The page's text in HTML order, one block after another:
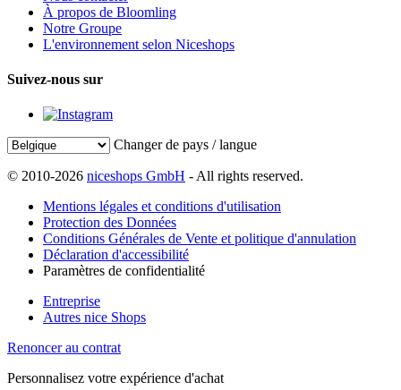
À propos de Bloomling
Notre Groupe
L'environnement selon Niceshops
Suivez-nous sur
Changer de pays / langue
© 2010-2026 niceshops GmbH - All rights reserved.
Mentions légales et conditions d'utilisation
Protection des Données
Conditions Générales de Vente et politique d'annulation
Déclaration d'accessibilité
Paramètres de confidentialité
Entreprise
Autres nice Shops
Renoncer au contrat
Personnalisez votre expérience d'achat